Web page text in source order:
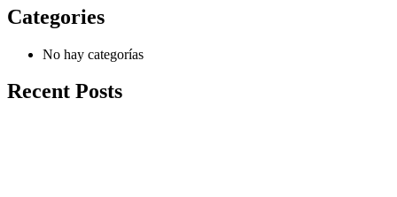
Categories
No hay categorías
Recent Posts